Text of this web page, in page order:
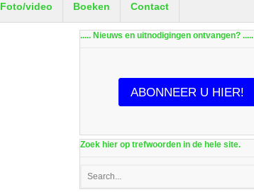
Foto/video Boeken Contact
..... Nieuws en uitnodigingen ontvangen? .....
ABONNEER U HIER!
Zoek hier op trefwoorden in de hele site.